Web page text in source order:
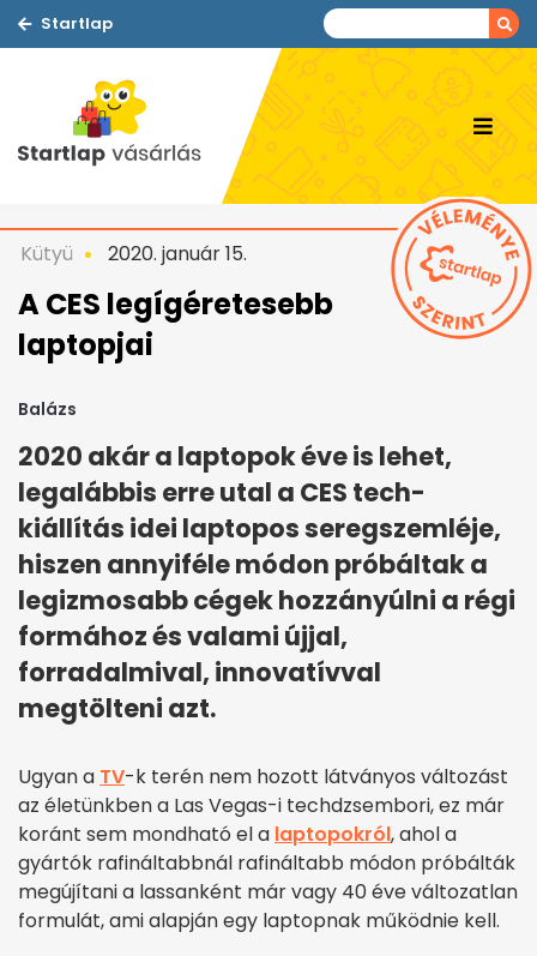
Startlap
Kütyü 2020. január 15.
A CES legígéretesebb
laptopjai
Balázs
2020 akár a laptopok éve is lehet,
legalábbis erre utal a CES tech-
kiállítás idei laptopos seregszemléje,
hiszen annyiféle módon próbáltak a
legizmosabb cégek hozzányúlni a régi
formához és valami újjal,
forradalmival, innovatívval
megtölteni azt.
Ugyan a TV-k terén nem hozott látványos változást
az életünkben a Las Vegas-i techdzsembori, ez már
koránt sem mondható el a laptopokról, ahol a
gyártók rafináltabbnál rafináltabb módon próbálták
megújítani a lassanként már vagy 40 éve változatlan
formulát, ami alapján egy laptopnak működnie kell.